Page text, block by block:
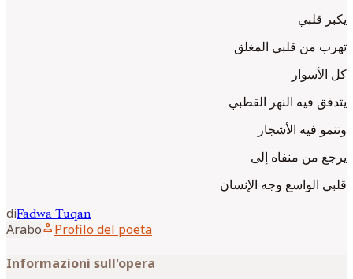
يكبر قلبي
تهرب من قلبي المغلق
كل الأسوار
يتدفق فيه النهر القطبي
وتنمو فيه الأشجار
يرجع من منفاه إلى
قلبي الواسع وجه الإنسان
diFadwa Tuqan
Araboperson Profilo del poeta
Informazioni sull'opera